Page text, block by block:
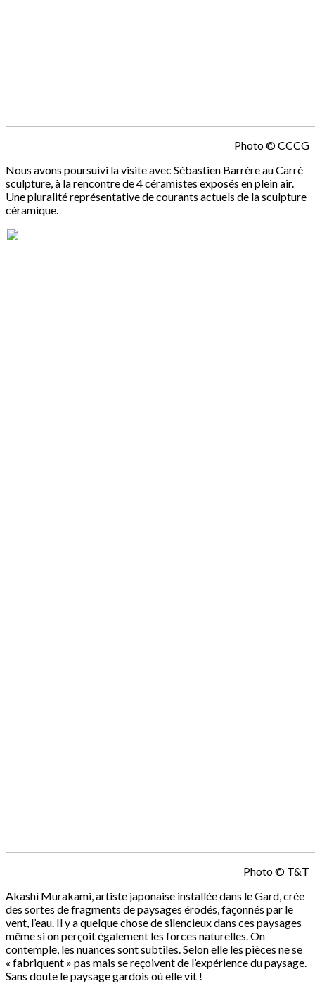
Photo © CCCG
Nous avons poursuivi la visite avec Sébastien Barrère au Carré
sculpture, à la rencontre de 4 céramistes exposés en plein air.
Une pluralité représentative de courants actuels de la sculpture
céramique.
Photo © T&T
Akashi Murakami, artiste japonaise installée dans le Gard, crée
des sortes de fragments de paysages érodés, façonnés par le
vent, l’eau. Il y a quelque chose de silencieux dans ces paysages
même si on perçoit également les forces naturelles. On
contemple, les nuances sont subtiles. Selon elle les pièces ne se
« fabriquent » pas mais se reçoivent de l’expérience du paysage.
Sans doute le paysage gardois où elle vit !